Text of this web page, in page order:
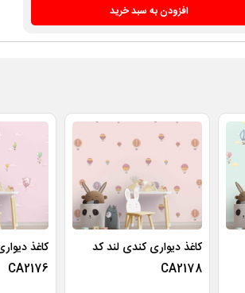
افزودن به سبد خرید
کاغذ دیواری کندی لند کد
CA2178
کاغذ
CA2176